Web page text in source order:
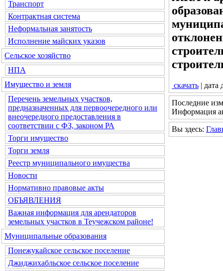
Транспорт
Контрактная система
Неформальная занятость
Исполнение майских указов
Сельское хозяйство
НПА
Имущество и земля
Перечень земельных участков,
предназначенных для первоочередного или
внеочередного предоставления в
соответствии с ФЗ, законом РА
Торги имущество
Торги земля
Реестр муниципального имущества
Новости
Нормативно правовые акты
ОБЪЯВЛЕНИЯ
Важная информация для арендаторов
земельных участков в Теучежском районе!
Муниципальные образования
Понежукайское сельское поселение
Джиджихабльское сельское поселение
скачать | дата
Последние
Информация
Вы здесь: